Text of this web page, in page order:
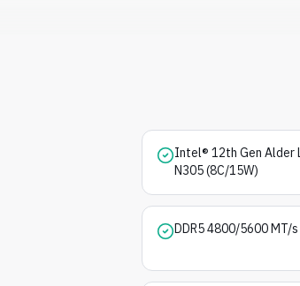
Intel® 12th Gen Alder
N305 (8C/15W)
DDR5 4800/5600 MT/